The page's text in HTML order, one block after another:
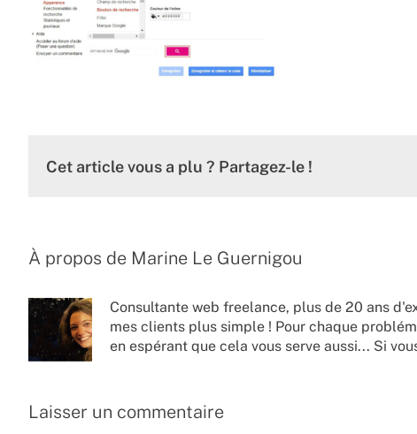
Cet article vous a plu ? Partagez-le !
À propos de Marine Le Guernigou
Consultante web freelance, plus de 20 ans
mes clients plus simple ! Pour chaque
en espérant que cela vous serve aussi... Si
Laisser un commentaire